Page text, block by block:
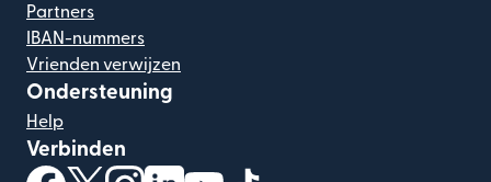
Partners
IBAN-nummers
Vrienden verwijzen
Ondersteuning
Help
Verbinden
(wordt geopend in een nieuw venster)
(wordt geopend in een nieuw venster)
(wordt geopend in een nieuw venster)
(wordt geopend in een nieuw venster)
(wordt geopend in een nieuw